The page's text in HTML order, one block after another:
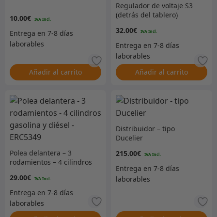
10.00€
Añadir al carrito
Regulador de voltaje S3
(detrás del tablero)
32.00€
Añadir al carrito
Polea delantera – 3
rodamientos – 4 cilindros
ERC5349
29.00€
Distribuidor – tipo
Ducelier
215.00€